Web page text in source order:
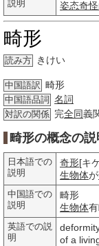
説明
姿态奇
畸形
読み方 きけい
中国語訳 畸形
中国語品詞 名詞
対訳の関係 完全同義
畸形の概念の説
日本語での
説明
奇形[キ
生物体が
中国語での
説明
畸形
生物体
英語での説
明
of a